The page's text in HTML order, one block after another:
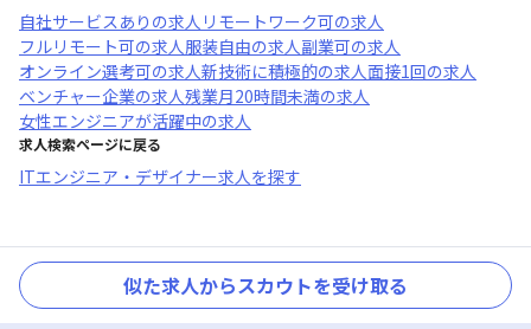
自社サービスあり の求人 リモートワーク可の求人
フルリモート可の求人服装自由の求人副業可の求人
オンライン選考可の求人新技術に積極的の求人面接1回の求人
ベンチャー企業の求人残業月20時間未満の求人
女性エンジニアが活躍中の求人
求人検索ページに戻る
ITエンジニア・デザイナー求人を探す
似た求人からスカウトを受け取る